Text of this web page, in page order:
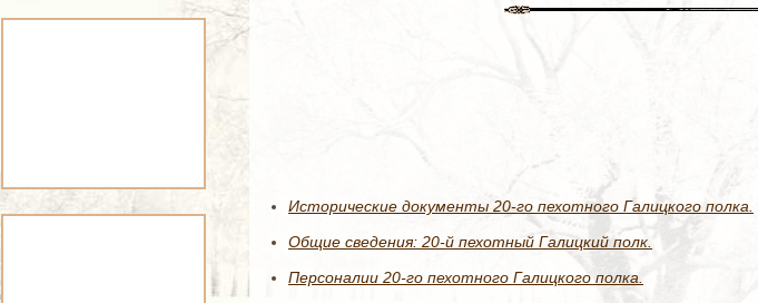
Исторические документы 20-го пехотного Галицкого полка.
Общие сведения: 20-й пехотный Галицкий полк.
Персоналии 20-го пехотного Галицкого полка.